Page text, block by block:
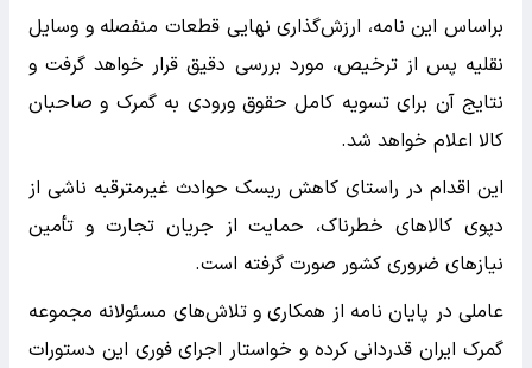
براساس این نامه، ارزش‌گذاری نهایی قطعات منفصله و وسایل
نقلیه پس از ترخیص، مورد بررسی دقیق قرار خواهد گرفت و
نتایج آن برای تسویه کامل حقوق ورودی به گمرک و صاحبان
کالا اعلام خواهد شد.
این اقدام در راستای کاهش ریسک حوادث غیرمترقبه ناشی از
دپوی کالاهای خطرناک، حمایت از جریان تجارت و تأمین
نیازهای ضروری کشور صورت گرفته است.
عاملی در پایان نامه از همکاری و تلاش‌های مسئولانه مجموعه
گمرک ایران قدردانی کرده و خواستار اجرای فوری این دستورات